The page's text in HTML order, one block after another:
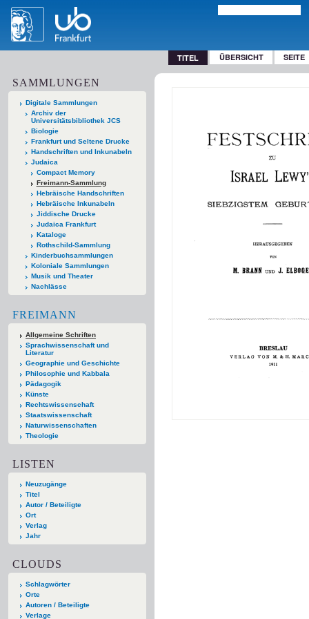
TITEL ÜBERSICHT SEITE
SAMMLUNGEN
Digitale Sammlungen
Archiv der
Universitätsbibliothek JCS
Biologie
Frankfurt und Seltene Drucke
Handschriften und Inkunabeln
Judaica
Compact Memory
Freimann-Sammlung
Hebräische Handschriften
Hebräische Inkunabeln
Jiddische Drucke
Judaica Frankfurt
Kataloge
Rothschild-Sammlung
Kinderbuchsammlungen
Koloniale Sammlungen
Musik und Theater
Nachlässe
FREIMANN
Allgemeine Schriften
Sprachwissenschaft und
Literatur
Geographie und Geschichte
Philosophie und Kabbala
Pädagogik
Künste
Rechtswissenschaft
Staatswissenschaft
Naturwissenschaften
Theologie
LISTEN
Neuzugänge
Titel
Autor / Beteiligte
Ort
Verlag
Jahr
CLOUDS
Schlagwörter
Orte
Autoren / Beteiligte
Verlage